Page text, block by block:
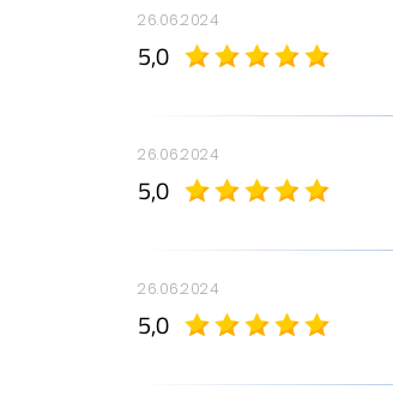
26.06.2024
5,0
26.06.2024
5,0
26.06.2024
5,0